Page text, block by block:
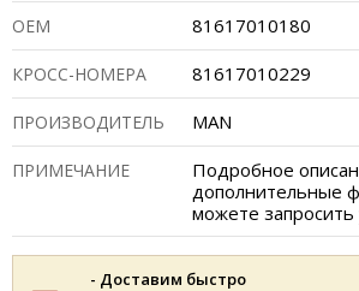
ОЕМ 81617010180
КРОСС-НОМЕРА 81617010229
ПРОИЗВОДИТЕЛЬ MAN
ПРИМЕЧАНИЕ
Подробное
дополнительные
можете запросить
- Доставим быстро